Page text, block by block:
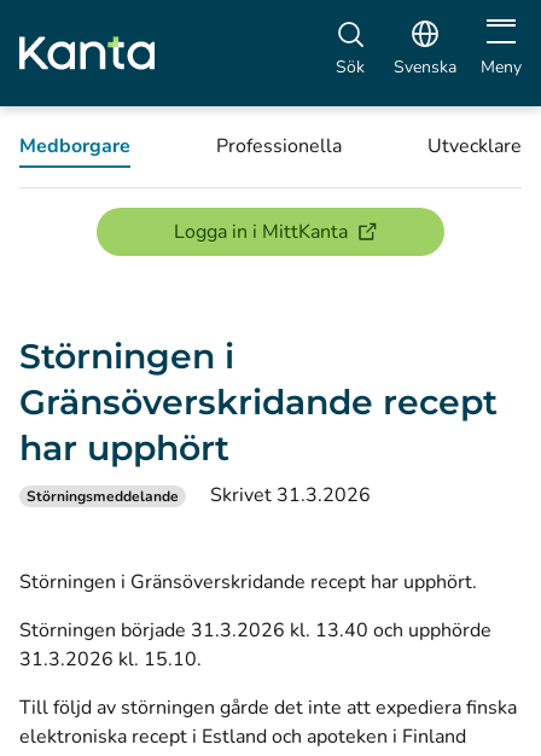
Sök Svenska Öppna
Meny
Medborgare Professionella Utvecklare
Logga in i MittKanta(öppnas i ett nytt
Störningen i
Gränsöverskridande recept
har upphört
Störningsmeddelande Skrivet 31.3.2026
Störningen i Gränsöverskridande recept har upphört.
Störningen började 31.3.2026 kl. 13.40 och upphörde
31.3.2026 kl. 15.10.
Till följd av störningen gårde det inte att expediera finska
elektroniska recept i Estland och apoteken i Finland